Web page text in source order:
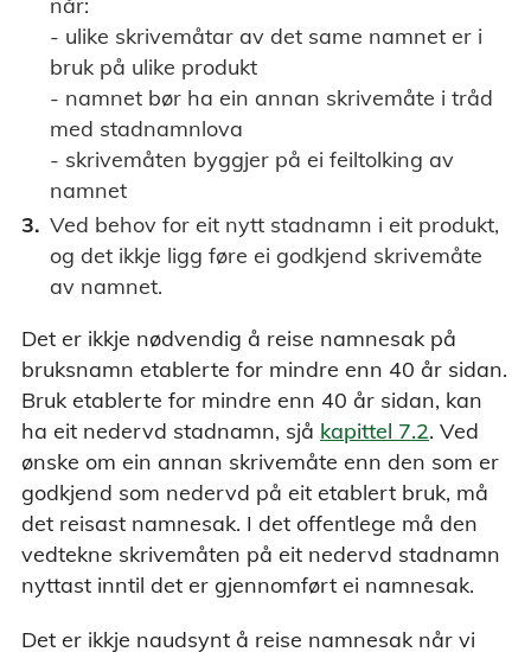
når:
- ulike skrivemåtar av det same namnet er i
bruk på ulike produkt
- namnet bør ha ein annan skrivemåte i tråd
med stadnamnlova
- skrivemåten byggjer på ei feiltolking av
namnet
Ved behov for eit nytt stadnamn i eit produkt,
og det ikkje ligg føre ei godkjend skrivemåte
av namnet.
Det er ikkje nødvendig å reise namnesak på
bruksnamn etablerte for mindre enn 40 år sidan.
Bruk etablerte for mindre enn 40 år sidan, kan
ha eit nedervd stadnamn, sjå kapittel 7.2. Ved
ønske om ein annan skrivemåte enn den som er
godkjend som nedervd på eit etablert bruk, må
det reisast namnesak. I det offentlege må den
vedtekne skrivemåten på eit nedervd stadnamn
nyttast inntil det er gjennomført ei namnesak.
Det er ikkje naudsynt å reise namnesak når vi